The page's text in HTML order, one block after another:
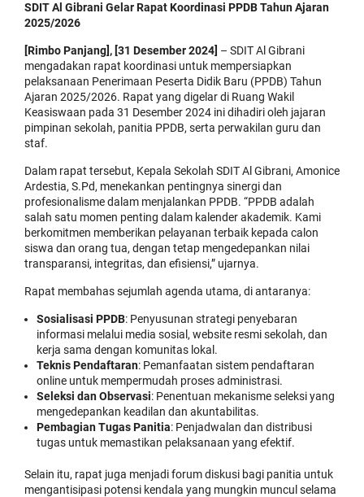
SDIT Al Gibrani Gelar Rapat Koordinasi PPDB Tahun Ajaran
2025/2026
[Rimbo Panjang], [31 Desember 2024] – SDIT Al Gibrani
mengadakan rapat koordinasi untuk mempersiapkan
pelaksanaan Penerimaan Peserta Didik Baru (PPDB) Tahun
Ajaran 2025/2026. Rapat yang digelar di Ruang Wakil
Keasiswaan pada 31 Desember 2024 ini dihadiri oleh jajaran
pimpinan sekolah, panitia PPDB, serta perwakilan guru dan
staf.
Dalam rapat tersebut, Kepala Sekolah SDIT Al Gibrani, Amonice
Ardestia, S.Pd, menekankan pentingnya sinergi dan
profesionalisme dalam menjalankan PPDB. “PPDB adalah
salah satu momen penting dalam kalender akademik. Kami
berkomitmen memberikan pelayanan terbaik kepada calon
siswa dan orang tua, dengan tetap mengedepankan nilai
transparansi, integritas, dan efisiensi,” ujarnya.
Rapat membahas sejumlah agenda utama, di antaranya:
Sosialisasi PPDB: Penyusunan strategi penyebaran
informasi melalui media sosial, website resmi sekolah, dan
kerja sama dengan komunitas lokal.
Teknis Pendaftaran: Pemanfaatan sistem pendaftaran
online untuk mempermudah proses administrasi.
Seleksi dan Observasi: Penentuan mekanisme seleksi yang
mengedepankan keadilan dan akuntabilitas.
Pembagian Tugas Panitia: Penjadwalan dan distribusi
tugas untuk memastikan pelaksanaan yang efektif.
Selain itu, rapat juga menjadi forum diskusi bagi panitia untuk
mengantisipasi potensi kendala yang mungkin muncul selama